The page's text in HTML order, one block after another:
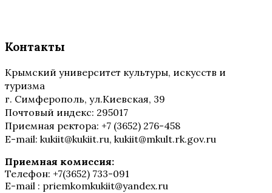
Контакты
Крымский университет культуры, искусств и
туризма
г. Симферополь, ул.Киевская, 39
Почтовый индекс: 295017
Приемная ректора: +7 (3652) 276-458
E-mail: kukiit@kukiit.ru, kukiit@mkult.rk.gov.ru
Приемная комиссия:
Телефон: +7(3652) 733-091
E-mail : priemkomkukiit@yandex.ru